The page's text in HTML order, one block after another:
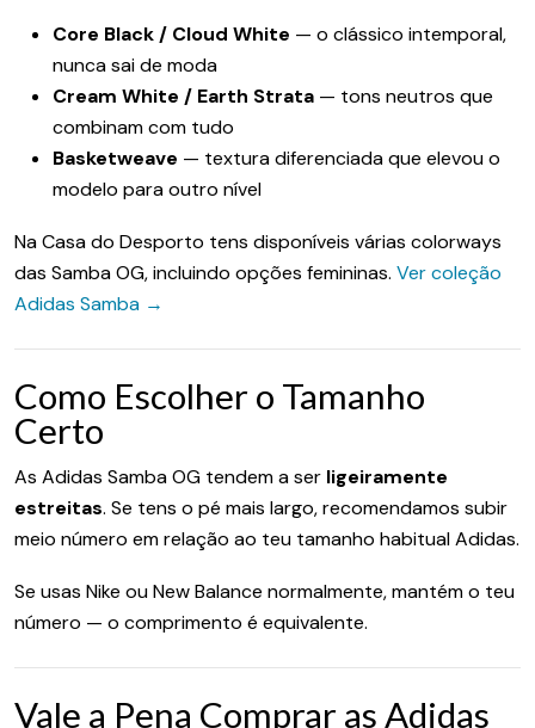
Core Black / Cloud White — o clássico intemporal,
nunca sai de moda
Cream White / Earth Strata — tons neutros que
combinam com tudo
Basketweave — textura diferenciada que elevou o
modelo para outro nível
Na Casa do Desporto tens disponíveis várias colorways
das Samba OG, incluindo opções femininas. Ver coleção
Adidas Samba →
Como Escolher o Tamanho
Certo
As Adidas Samba OG tendem a ser ligeiramente
estreitas. Se tens o pé mais largo, recomendamos subir
meio número em relação ao teu tamanho habitual Adidas.
Se usas Nike ou New Balance normalmente, mantém o teu
número — o comprimento é equivalente.
Vale a Pena Comprar as Adidas